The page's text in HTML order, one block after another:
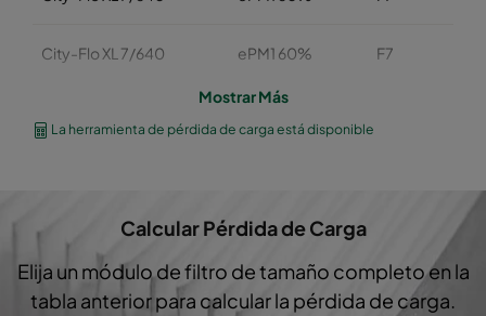
City-Flo XL 7/640 ePM1 60% F7
City-Flo XL 7/640 ePM1 60%
City-Flo XL 7/520 ePM1 60% F7
Mostrar Más
La herramienta de pérdida de carga está disponible
Calcular Pérdida de Carga
Elija un módulo de filtro de tamaño completo en la
tabla anterior para calcular la pérdida de carga.